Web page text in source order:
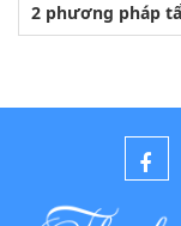
2 phương pháp